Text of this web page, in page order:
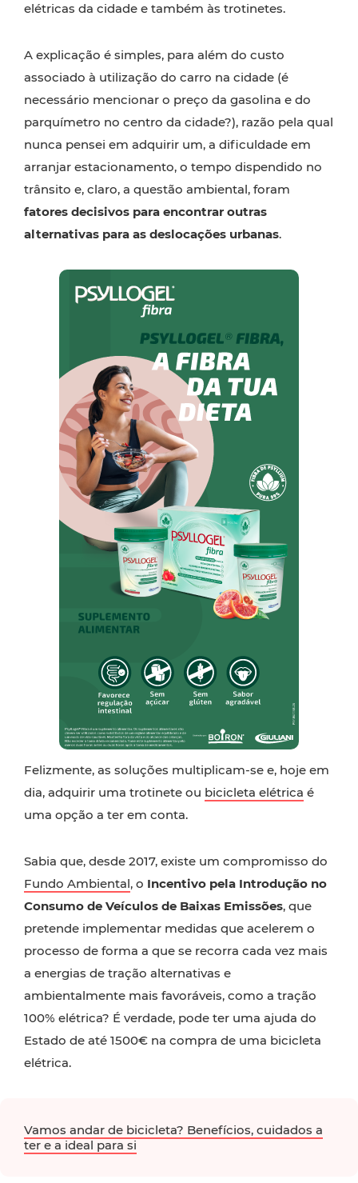
elétricas da cidade e também às trotinetes.
A explicação é simples, para além do custo
associado à utilização do carro na cidade (é
necessário mencionar o preço da gasolina e do
parquímetro no centro da cidade?), razão pela qual
nunca pensei em adquirir um, a dificuldade em
arranjar estacionamento, o tempo dispendido no
trânsito e, claro, a questão ambiental, foram
fatores decisivos para encontrar outras
alternativas para as deslocações urbanas.
Felizmente, as soluções multiplicam-se e, hoje em
dia, adquirir uma trotinete ou bicicleta elétrica é
uma opção a ter em conta.
Sabia que, desde 2017, existe um compromisso do
Fundo Ambiental, o Incentivo pela Introdução no
Consumo de Veículos de Baixas Emissões, que
pretende implementar medidas que acelerem o
processo de forma a que se recorra cada vez mais
a energias de tração alternativas e
ambientalmente mais favoráveis, como a tração
100% elétrica? É verdade, pode ter uma ajuda do
Estado de até 1500€ na compra de uma bicicleta
elétrica.
Vamos andar de bicicleta? Benefícios, cuidados a
ter e a ideal para si